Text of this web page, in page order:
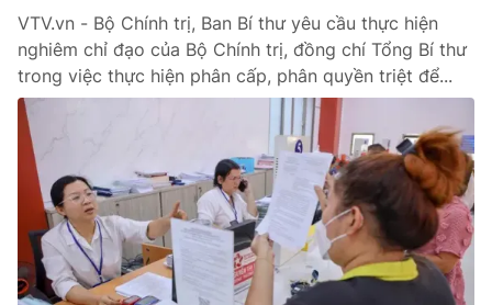
VTV.vn - Bộ Chính trị, Ban Bí thư yêu cầu thực hiện
nghiêm chỉ đạo của Bộ Chính trị, đồng chí Tổng Bí thư
trong việc thực hiện phân cấp, phân quyền triệt để...